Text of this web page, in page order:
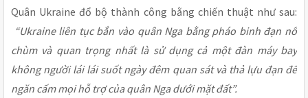
Quân Ukraine đổ bộ thành công bằng chiến thuật như sau:
“Ukraine liên tục bắn vào quân Nga bằng pháo binh đạn nổ
chùm và quan trọng nhất là sử dụng cả một đàn máy bay
không người lái lái suốt ngày đêm quan sát và thả lựu đạn để
ngăn cấm mọi hỗ trợ của quân Nga dưới mặt đất”.